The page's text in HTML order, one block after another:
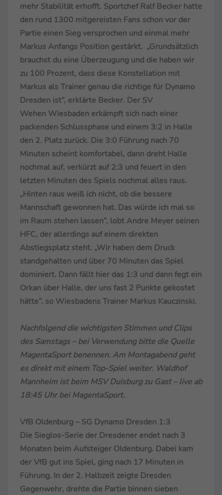
mehr Stabilität erhofft. Sportchef Ralf Becker hatte
den rund 1300 mitgereisten Fans schon vor der
Partie einen Sieg versprochen und einmal mehr
Markus Anfangs Position gestärkt. „Grundsätzlich
brauchst du eine Überzeugung und die haben wir
zu 100 Prozent, dass diese Konstellation mit
Markus als Trainer genau die richtige für Dynamo
Dresden ist“, erklärte Becker. Der SV
Wehen Wiesbaden erkämpft sich nach einer
packenden Schlussphase und einem 3:2 in Halle
den 2. Platz zurück. Die 3:0 Führung nach 70
Minuten scheint komfortabel, dann dreht Halle
nochmal auf, verkürzt auf 2:3 und feuert in den
letzten Minuten des Spiels nochmal alles raus.
„Hinten raus weiß ich nicht, ob die bessere
Mannschaft gewonnen hat. Das würde ich mal so
im Raum stehen lassen“, lobt Andre Meyer seinen
HFC, der allerdings auf einem direkten
Abstiegsplatz steht. „Wir haben dem Druck
standgehalten und über 70 Minuten das Spiel
dominiert. Dann fällt hier das 1:3 und dann fegt ein
Orkan über Halle, der uns fast 2 Punkte gekostet
hätte“, so Wiesbadens Trainer Markus Kauczinski.
Nachfolgend die wichtigsten Stimmen und Clips
des Samstags – bei Verwendung bitte die Quelle
MagentaSport benennen. Am Montagabend geht
es direkt mit einem Top-Spiel weiter. Waldhof
Mannheim ist beim MSV Duisburg zu Gast – live ab
18:45 Uhr bei MagentaSport.
VfB Oldenburg – SG Dynamo Dresden 1:3
Die Sieglos-Serie der Dresdener endet nach 3
Monaten beim Aufsteiger Oldenburg. Dabei kam
der VfB gut ins Spiel, ging nach 17 Minuten in
Führung. In der 2. Halbzeit zeigte Dresden
Gegenwehr, drehte die Partie binnen sieben